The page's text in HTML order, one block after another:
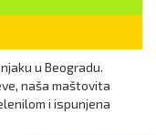
u Beogradu.
naša maštovita
i ispunjena